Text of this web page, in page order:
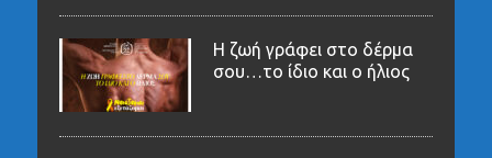
Η ζωή γράφει στο δέρμα
σου…το ίδιο και ο ήλιος